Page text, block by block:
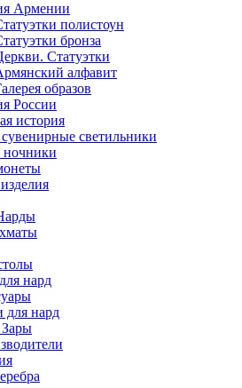
Армении
полистоун
бронза
Статуэтки
алфавит
образов
России
история
светильники
нард
нард